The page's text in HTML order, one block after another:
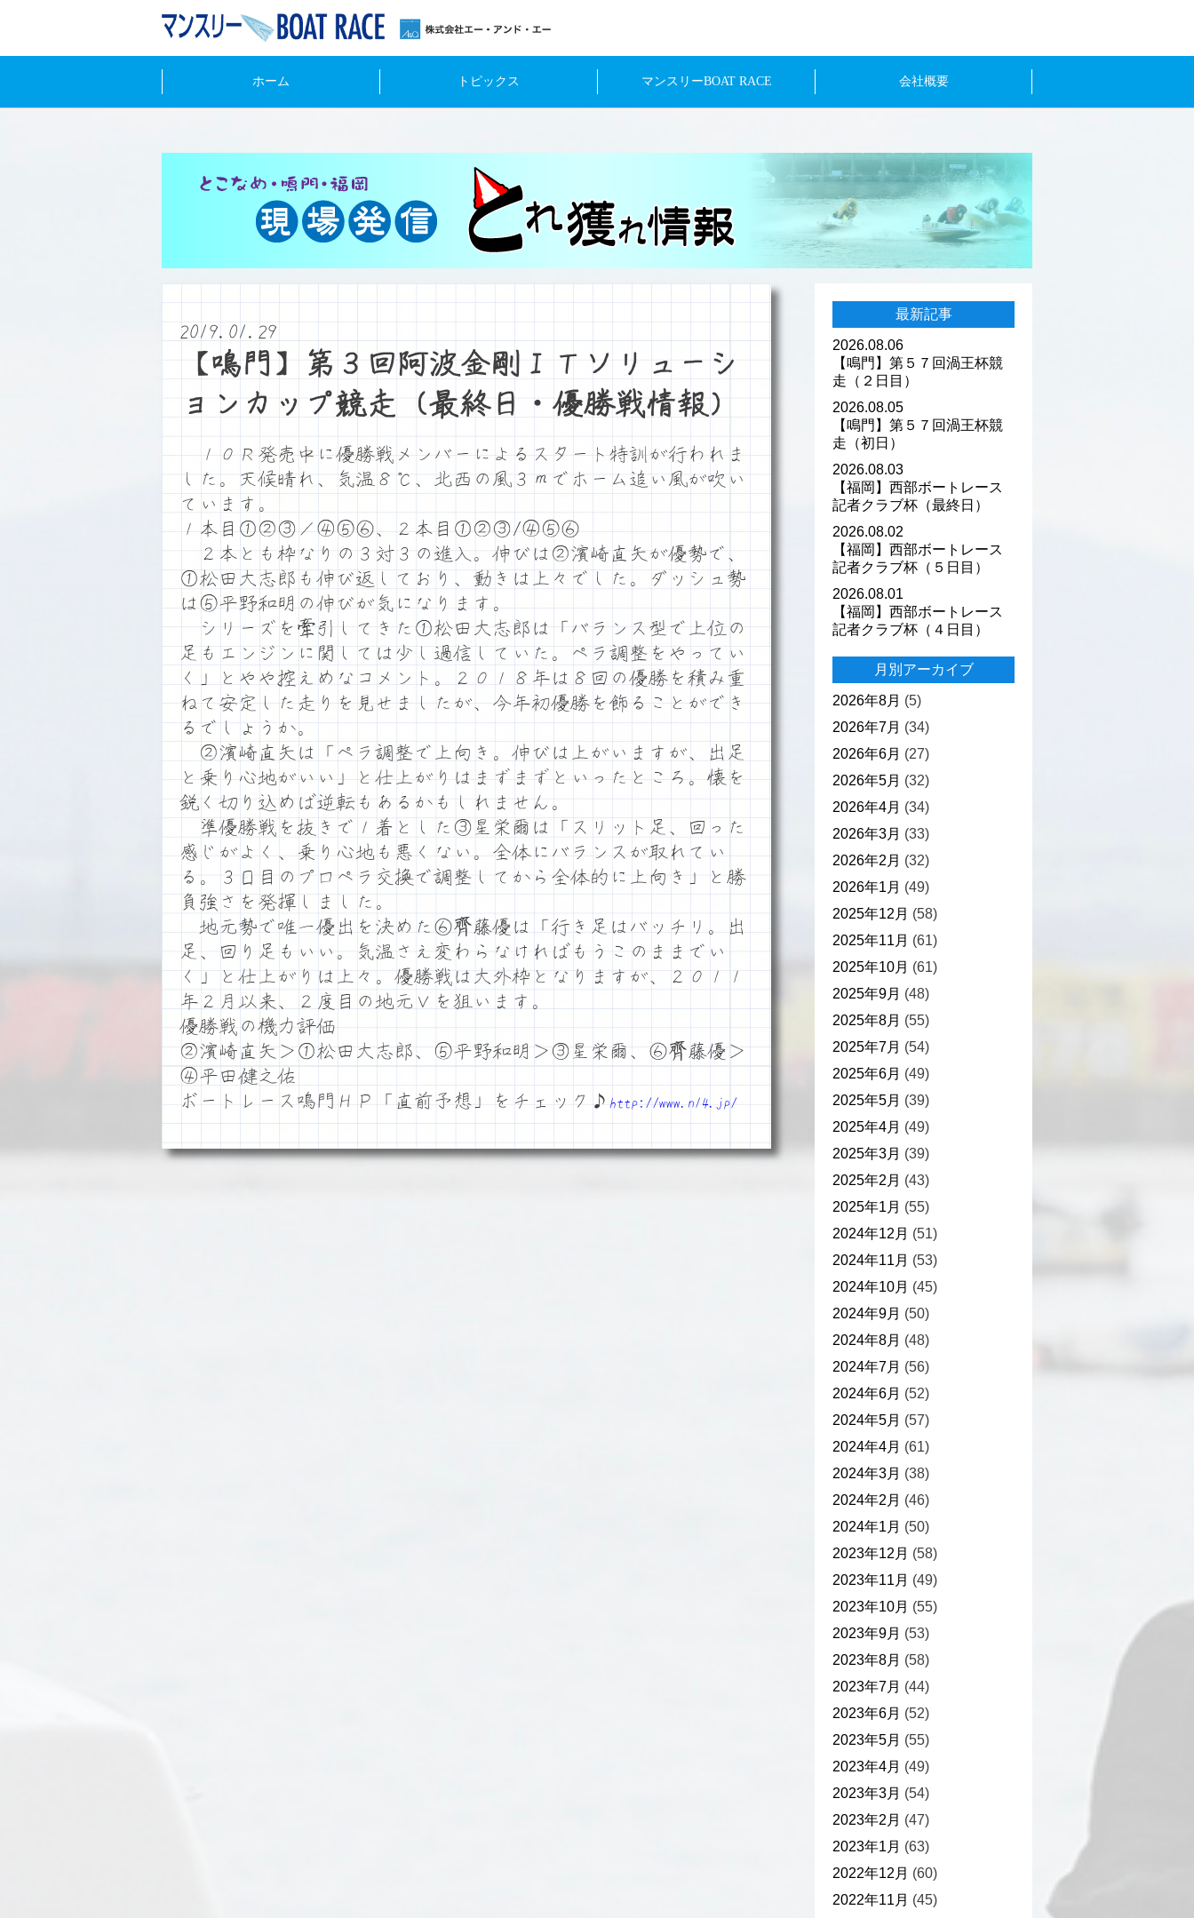
ホーム トピックス マンスリーBOAT RACE 会社概要
2019.01.29
【鳴門】第３回阿波金剛ＩＴソリューシ
ョンカップ競走（最終日・優勝戦情報）
１０Ｒ発売中に優勝戦メンバーによるスタート特訓が行われま
した。天候晴れ、気温８℃、北西の風３ｍでホーム追い風が吹い
ています。
１本目①②③／④⑤⑥、２本目①②③/④⑤⑥
２本とも枠なりの３対３の進入。伸びは②濱崎直矢が優勢で、
①松田大志郎も伸び返しており、動きは上々でした。ダッシュ勢
は⑤平野和明の伸びが気になります。
シリーズを牽引してきた①松田大志郎は「バランス型で上位の
足もエンジンに関しては少し過信していた。ペラ調整をやってい
く」とやや控えめなコメント。２０１８年は８回の優勝を積み重
ねて安定した走りを見せましたが、今年初優勝を飾ることができ
るでしょうか。
②濱崎直矢は「ペラ調整で上向き。伸びは上がいますが、出足
と乗り心地がいい」と仕上がりはまずまずといったところ。懐を
鋭く切り込めば逆転もあるかもしれません。
準優勝戦を抜きで１着とした③星栄爾は「スリット足、回った
感じがよく、乗り心地も悪くない。全体にバランスが取れてい
る。３日目のプロペラ交換で調整してから全体的に上向き」と勝
負強さを発揮しました。
地元勢で唯一優出を決めた⑥齊藤優は「行き足はバッチリ。出
足、回り足もいい。気温さえ変わらなければもうこのままでい
く」と仕上がりは上々。優勝戦は大外枠となりますが、２０１１
年２月以来、２度目の地元Ｖを狙います。
優勝戦の機力評価
②濱崎直矢＞①松田大志郎、⑤平野和明＞③星栄爾、⑥齊藤優＞
④平田健之佑
ボートレース鳴門ＨＰ「直前予想」をチェック♪ http://www.n14.jp/
最新記事
2026.08.06
【鳴門】第５７回渦王杯競
走（２日目）
2026.08.05
【鳴門】第５７回渦王杯競
走（初日）
2026.08.03
【福岡】西部ボートレース
記者クラブ杯（最終日）
2026.08.02
【福岡】西部ボートレース
記者クラブ杯（５日目）
2026.08.01
【福岡】西部ボートレース
記者クラブ杯（４日目）
月別アーカイブ
2026年8月 (5)
2026年7月 (34)
2026年6月 (27)
2026年5月 (32)
2026年4月 (34)
2026年3月 (33)
2026年2月 (32)
2026年1月 (49)
2025年12月 (58)
2025年11月 (61)
2025年10月 (61)
2025年9月 (48)
2025年8月 (55)
2025年7月 (54)
2025年6月 (49)
2025年5月 (39)
2025年4月 (49)
2025年3月 (39)
2025年2月 (43)
2025年1月 (55)
2024年12月 (51)
2024年11月 (53)
2024年10月 (45)
2024年9月 (50)
2024年8月 (48)
2024年7月 (56)
2024年6月 (52)
2024年5月 (57)
2024年4月 (61)
2024年3月 (38)
2024年2月 (46)
2024年1月 (50)
2023年12月 (58)
2023年11月 (49)
2023年10月 (55)
2023年9月 (53)
2023年8月 (58)
2023年7月 (44)
2023年6月 (52)
2023年5月 (55)
2023年4月 (49)
2023年3月 (54)
2023年2月 (47)
2023年1月 (63)
2022年12月 (60)
2022年11月 (45)